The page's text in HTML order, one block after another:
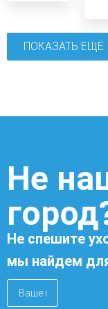
ПОКАЗАТЬ ЕЩЁ
Не
Не спешите
мы найдем